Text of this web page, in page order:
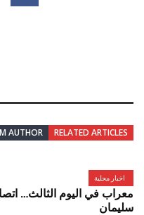
RELATED ARTICLES
AUTHOR
اخبار محلية
معراب في اليوم الثالث…
سليمان